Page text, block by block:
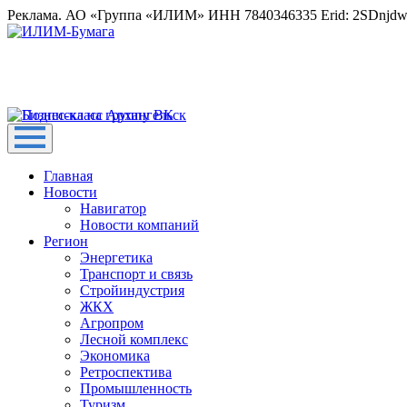
Реклама. АО «Группа «ИЛИМ» ИНН 7840346335 Erid:
Главная
Новости
Навигатор
Новости компаний
Регион
Энергетика
Транспорт и связь
Стройиндустрия
ЖКХ
Агропром
Лесной комплекс
Экономика
Ретроспектива
Промышленность